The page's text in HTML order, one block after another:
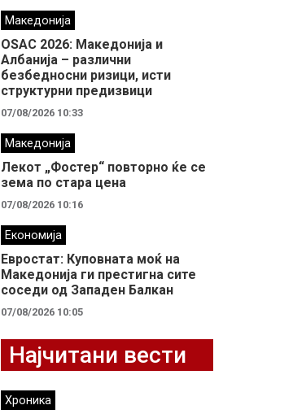
Македонија
OSAC 2026: Македонија и
Албанија – различни
безбедносни ризици, исти
структурни предизвици
07/08/2026 10:33
Македонија
Лекот „Фостер“ повторно ќе се
зема по стара цена
07/08/2026 10:16
Економија
Евростат: Куповната моќ на
Македонија ги престигна сите
соседи од Западен Балкан
07/08/2026 10:05
Најчитани вести
Хроника